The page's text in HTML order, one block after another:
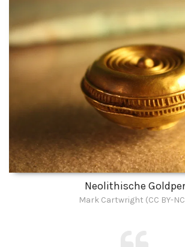
Neolithische
Mark Cartwright (CC BY-